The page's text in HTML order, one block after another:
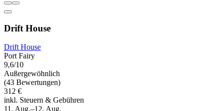
Drift House
Drift House
Port Fairy
9,6/10
Außergewöhnlich
(43 Bewertungen)
312 €
inkl. Steuern & Gebühren
11. Aug.–12. Aug.